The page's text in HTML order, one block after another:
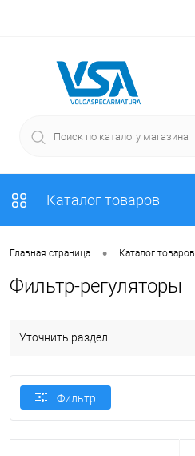
Каталог товаров
Главная страница • Каталог товаров
Фильтр-регуляторы
Уточнить раздел
Фильтр